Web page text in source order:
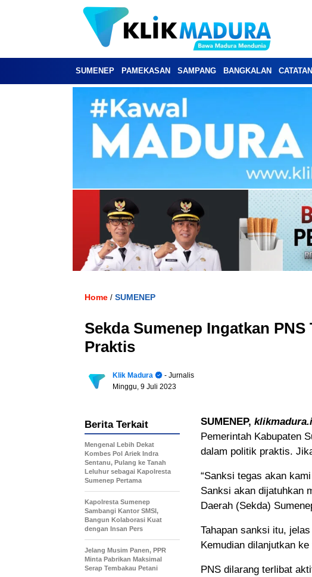
SUMENEP PAMEKASAN SAMPANG BANGKALAN
Home / SUMENEP
Sekda Sumenep Ingatkan
Praktis
Klik Madura
- Jurnalis
Minggu, 9 Juli 2023
SUMENEP,
Pemerintah Kabupaten
dalam politik praktis.
“Sanksi tegas akan
Sanksi akan dijatuhkan
Daerah (Sekda)
Tahapan sanksi itu,
Kemudian dilanjutkan
PNS dilarang terlibat
Berita Terkait
Mengenal Lebih Dekat
Kombes Pol Ariek Indra
Sentanu, Pulang ke Tanah
Leluhur sebagai Kapolresta
Sumenep Pertama
Kapolresta Sumenep
Sambangi Kantor SMSI,
Bangun Kolaborasi Kuat
dengan Insan Pers
Jelang Musim Panen, PPR
Minta Pabrikan Maksimal
Serap Tembakau Petani